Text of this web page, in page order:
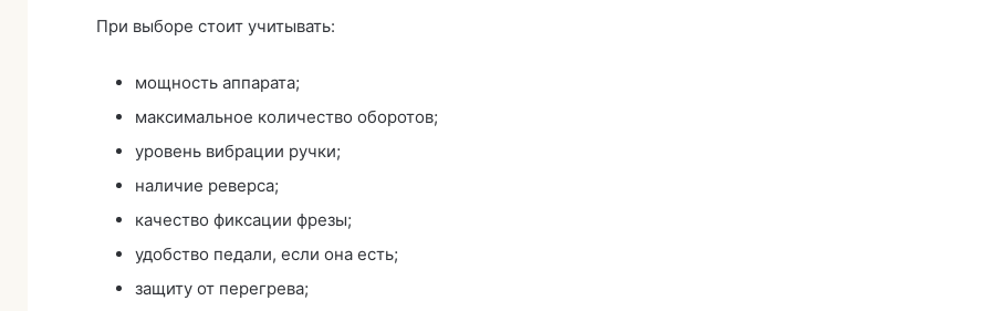
При выборе стоит учитывать:
мощность аппарата;
максимальное количество оборотов;
уровень вибрации ручки;
наличие реверса;
качество фиксации фрезы;
удобство педали, если она есть;
защиту от перегрева;